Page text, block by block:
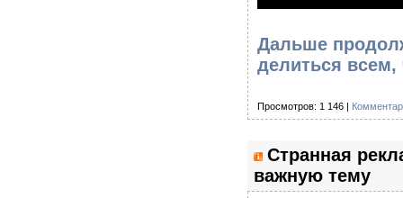
Дальше
делиться
Просмотров: 1 146 |
Странная
важную тему